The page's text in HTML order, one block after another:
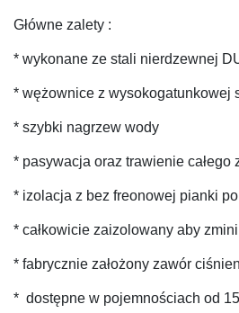
Główne zalety :
* wykonane ze stali nierdzewnej
* wężownice z wysokogatunkowej
* szybki nagrzew wody
* pasywacja oraz trawienie całego
* izolacja z bez freonowej pianki
* całkowicie zaizolowany aby
* fabrycznie założony zawór
* dostępne w pojemnościach od